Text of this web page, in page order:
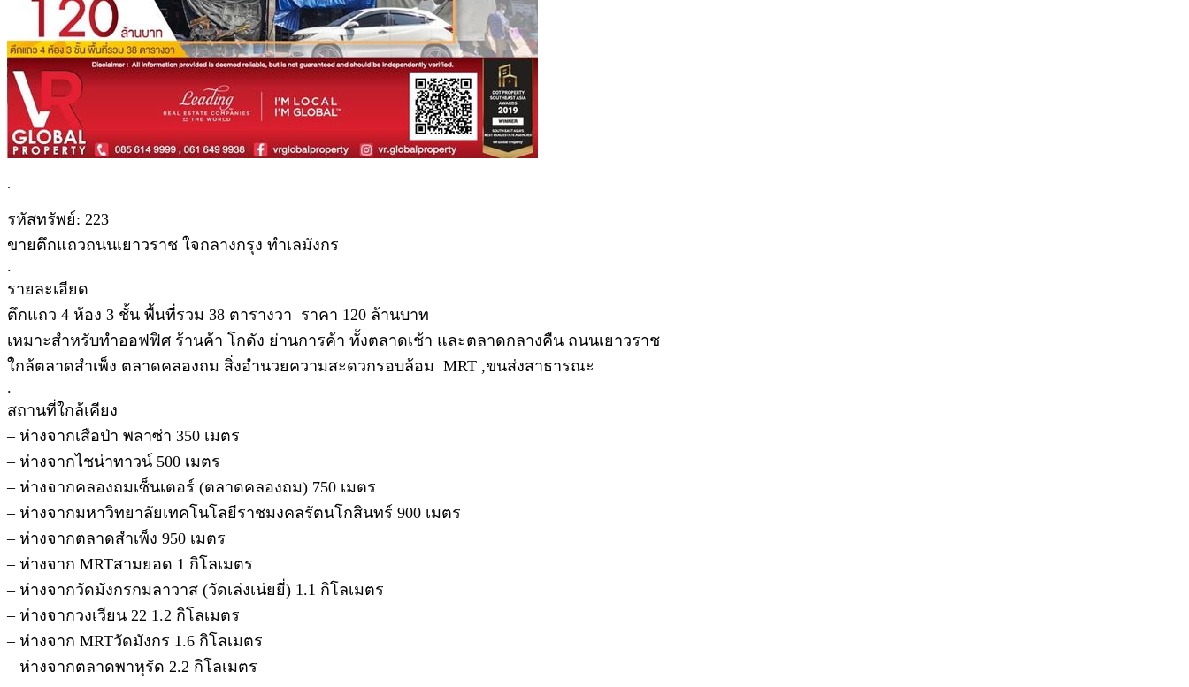
.
รหัสทรัพย์: 223
ขายตึกแถวถนนเยาวราช ใจกลางกรุง ทำเลมังกร
.
รายละเอียด
ตึกแถว 4 ห้อง 3 ชั้น พื้นที่รวม 38 ตารางวา ราคา 120 ล้านบาท
เหมาะสำหรับทำออฟฟิศ ร้านค้า โกดัง ย่านการค้า ทั้งตลาดเช้า และตลาดกลางคืน ถนนเยาวราช
ใกล้ตลาดสำเพ็ง ตลาดคลองถม สิ่งอำนวยความสะดวกรอบล้อม MRT ,ขนส่งสาธารณะ
.
สถานที่ใกล้เคียง
– ห่างจากเสือป่า พลาซ่า 350 เมตร
– ห่างจากไชน่าทาวน์ 500 เมตร
– ห่างจากคลองถมเซ็นเตอร์ (ตลาดคลองถม) 750 เมตร
– ห่างจากมหาวิทยาลัยเทคโนโลยีราชมงคลรัตนโกสินทร์ 900 เมตร
– ห่างจากตลาดสำเพ็ง 950 เมตร
– ห่างจาก MRTสามยอด 1 กิโลเมตร
– ห่างจากวัดมังกรกมลาวาส (วัดเล่งเน่ยยี่) 1.1 กิโลเมตร
– ห่างจากวงเวียน 22 1.2 กิโลเมตร
– ห่างจาก MRTวัดมังกร 1.6 กิโลเมตร
– ห่างจากตลาดพาหุรัด 2.2 กิโลเมตร